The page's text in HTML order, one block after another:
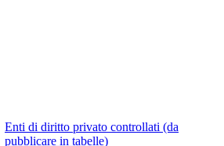
Enti di diritto privato controllati (da
pubblicare in tabelle)